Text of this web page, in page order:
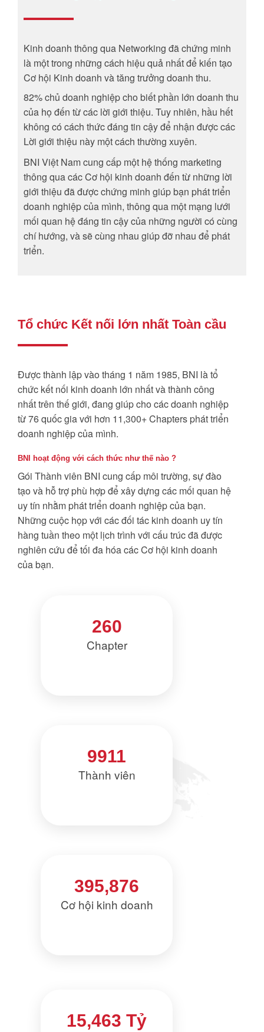
Kinh doanh thông qua Networking đã chứng minh
là một trong những cách hiệu quả nhất để kiến tạo
Cơ hội Kinh doanh và tăng trưởng doanh thu.
82% chủ doanh nghiệp cho biết phần lớn doanh thu
của họ đến từ các lời giới thiệu. Tuy nhiên, hầu hết
không có cách thức đáng tin cậy để nhận được các
Lời giới thiệu này một cách thường xuyên.
BNI Việt Nam cung cấp một hệ thống marketing
thông qua các Cơ hội kinh doanh đến từ những lời
giới thiệu đã được chứng minh giúp bạn phát triển
doanh nghiệp của mình, thông qua một mạng lưới
mối quan hệ đáng tin cậy của những người có cùng
chí hướng, và sẽ cùng nhau giúp đỡ nhau để phát
triển.
Tổ chức Kết nối lớn nhất Toàn cầu
Được thành lập vào tháng 1 năm 1985, BNI là tổ
chức kết nối kinh doanh lớn nhất và thành công
nhất trên thế giới, đang giúp cho các doanh nghiệp
từ 76 quốc gia với hơn 11,300+ Chapters phát triển
doanh nghiệp của mình.
BNI hoạt động với cách thức như thế nào ?
Gói Thành viên BNI cung cấp môi trường, sự đào
tạo và hỗ trợ phù hợp để xây dựng các mối quan hệ
uy tín nhằm phát triển doanh nghiệp của bạn.
Những cuộc họp với các đối tác kinh doanh uy tín
hàng tuần theo một lịch trình với cấu trúc đã được
nghiên cứu để tối đa hóa các Cơ hội kinh doanh
của bạn.
260
Chapter
9911
Thành viên
395,876
Cơ hội kinh doanh
15,463 Tỷ